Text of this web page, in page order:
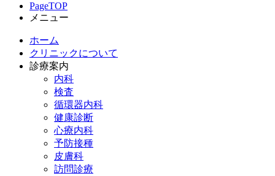
PageTOP
メニュー
ホーム
クリニックについて
診療案内
内科
検査
循環器内科
健康診断
心療内科
予防接種
皮膚科
訪問診療